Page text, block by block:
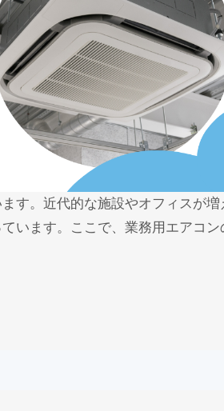
す。近代的な施設やオフィスが増
います。ここで、業務用エアコン